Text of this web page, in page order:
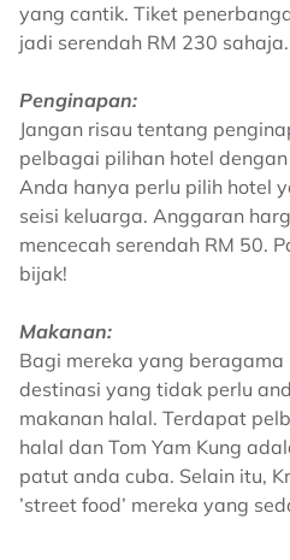
yang cantik. Tiket
jadi serendah RM 230 sahaja.
Penginapan:
Jangan risau tentang
pelbagai pilihan hotel
Anda hanya perlu pilih hotel
seisi keluarga. Anggaran
mencecah serendah RM 50.
bijak!
Makanan:
Bagi mereka yang
destinasi yang tidak perlu
makanan halal. Terdapat
halal dan Tom Yam Kung
patut anda cuba. Selain itu,
’street food’ mereka yang